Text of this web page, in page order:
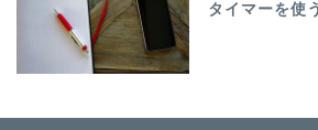
タイマーを使